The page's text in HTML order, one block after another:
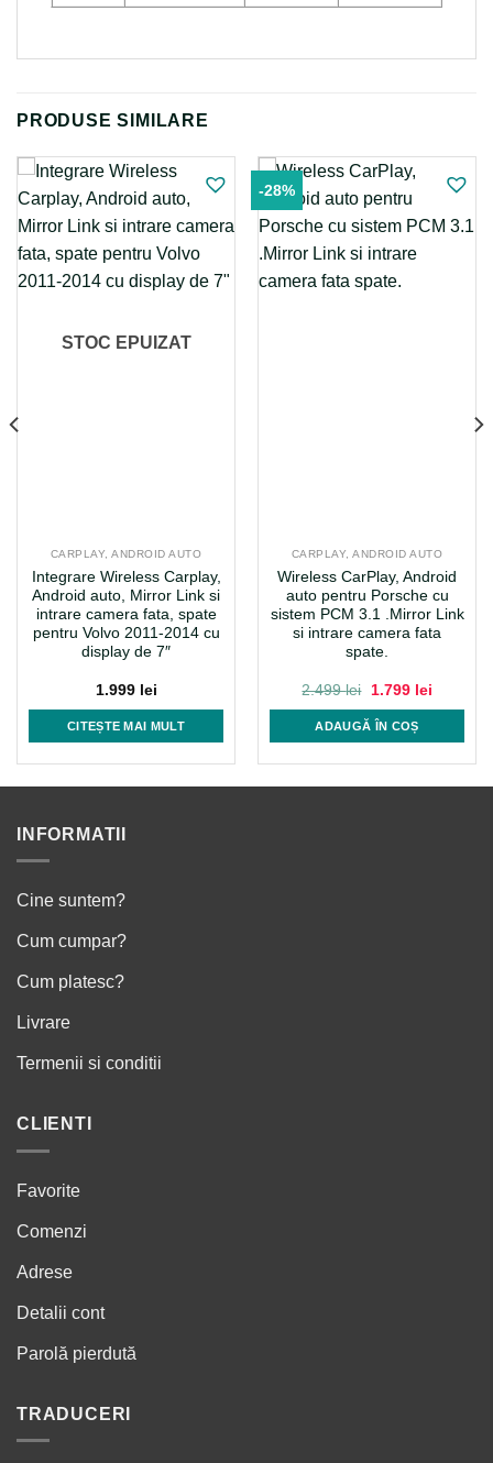
PRODUSE SIMILARE
STOC EPUIZAT
CARPLAY, ANDROID AUTO
Integrare Wireless Carplay,
Android auto, Mirror Link si
intrare camera fata, spate
pentru Volvo 2011-2014 cu
display de 7″
1.999 lei
CITEȘTE MAI MULT
-28%
CARPLAY, ANDROID AUTO
Wireless CarPlay, Android
auto pentru Porsche cu
sistem PCM 3.1 .Mirror Link
si intrare camera fata
spate.
2.499lei
Prețul
a
fost:
2.499 lei.
1.799 leiPrețul
ADAUGĂ ÎN COȘ
INFORMATII
Cine suntem?
Cum cumpar?
Cum platesc?
Livrare
Termenii si conditii
CLIENTI
Favorite
Comenzi
Adrese
Detalii cont
Parolă pierdută
TRADUCERI